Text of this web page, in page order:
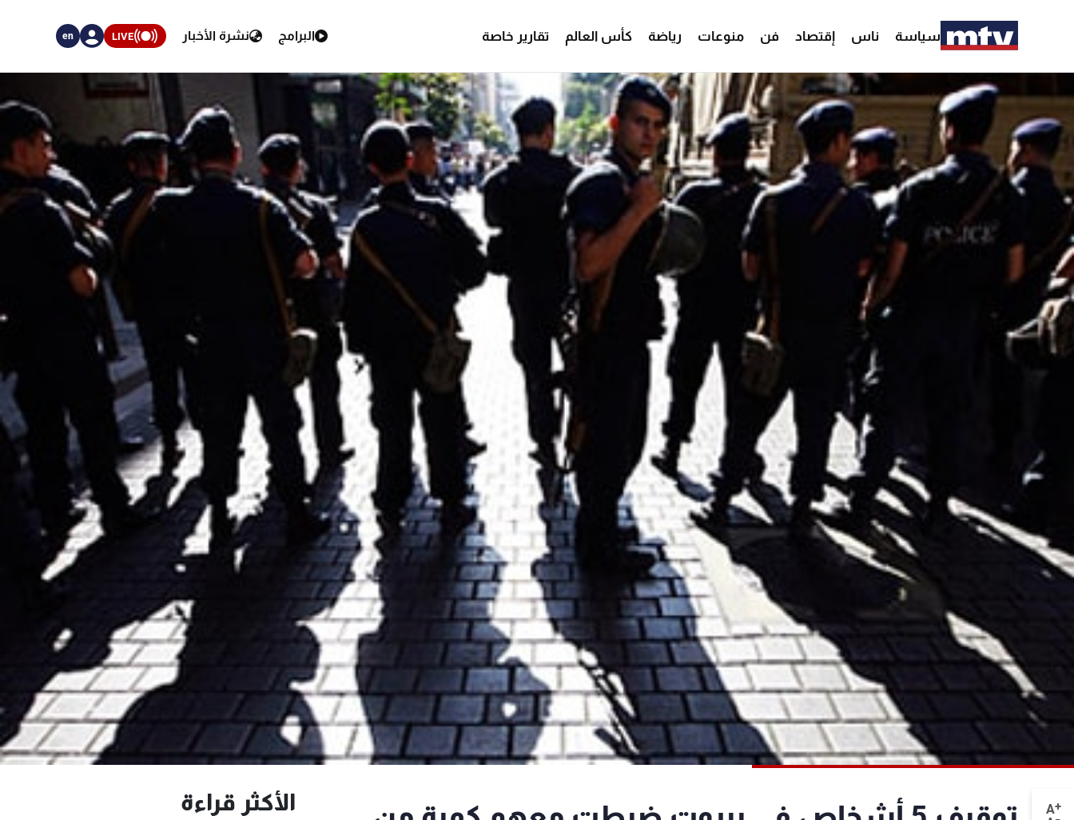
سياسة ناس إقتصاد فن منوعات رياضة كأس العالم تقارير خاصة البرامج نشرة الأخبار LIVE
en
A+ الأكثر قراءة